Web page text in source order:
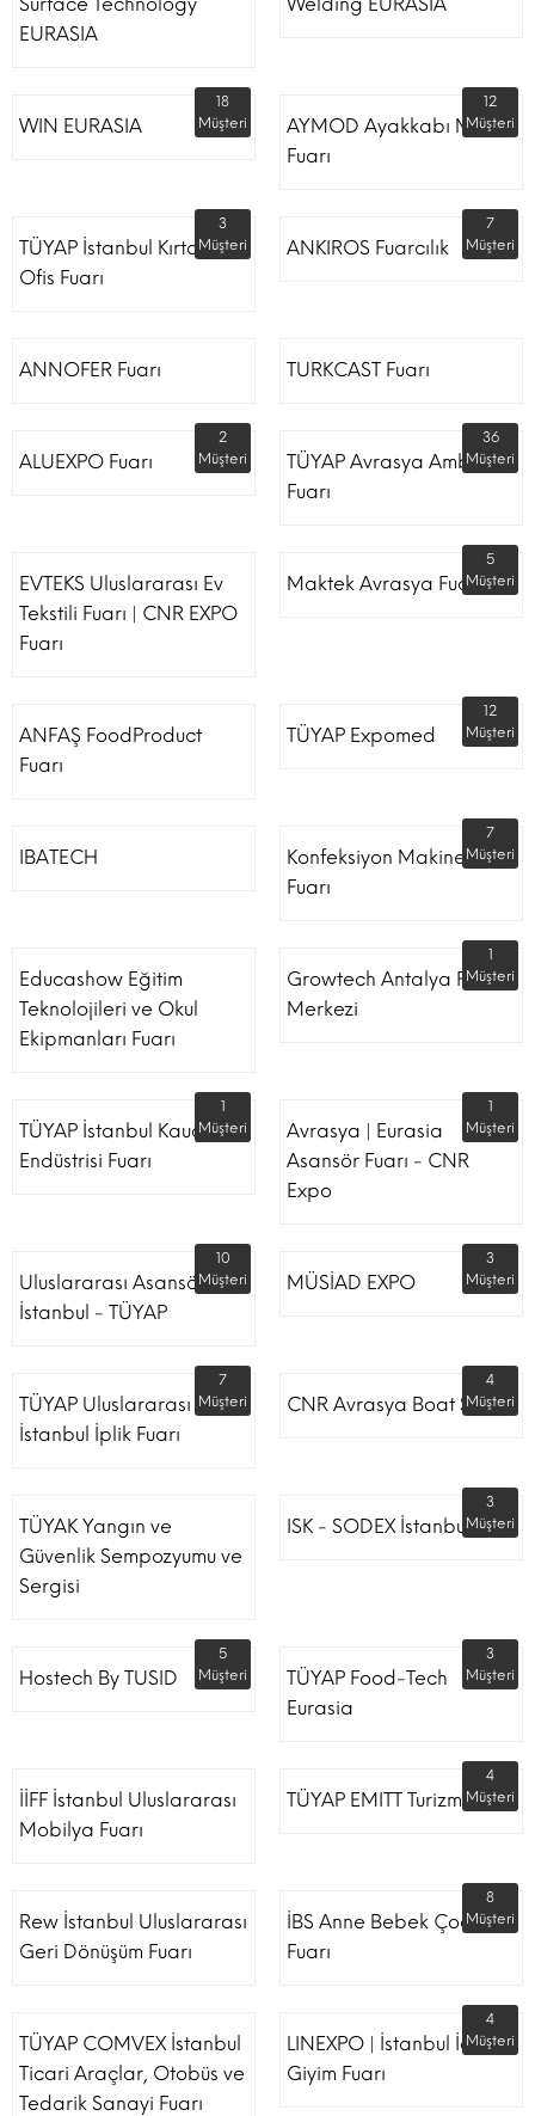
EURASIA
WIN EURASIA
18
Müşteri
AYMOD Ayakkabı Moda
Fuarı
12
Müşteri
TÜYAP İstanbul Kırtasiye
Ofis Fuarı
3
Müşteri
ANKIROS Fuarcılık
7
Müşteri
ANNOFER Fuarı TURKCAST Fuarı
ALUEXPO Fuarı
2
Müşteri
TÜYAP Avrasya Ambalaj
Fuarı
36
Müşteri
EVTEKS Uluslararası Ev
Tekstili Fuarı | CNR EXPO
Fuarı
Maktek Avrasya Fuarı
5
Müşteri
ANFAŞ FoodProduct
Fuarı
TÜYAP Expomed
12
Müşteri
IBATECH
Konfeksiyon Makinesi
Fuarı
7
Müşteri
Educashow Eğitim
Teknolojileri ve Okul
Ekipmanları Fuarı
Growtech Antalya Fuar
Merkezi
1
Müşteri
TÜYAP İstanbul Kauçuk
Endüstrisi Fuarı
1
Müşteri
Avrasya | Eurasia
Asansör Fuarı - CNR
Expo
1
Müşteri
Uluslararası Asansör
İstanbul - TÜYAP
10
Müşteri
MÜSİAD EXPO
3
Müşteri
TÜYAP Uluslararası
İstanbul İplik Fuarı
7
Müşteri
CNR Avrasya Boat Show
4
Müşteri
TÜYAK Yangın ve
Güvenlik Sempozyumu ve
Sergisi
ISK - SODEX İstanbul
3
Müşteri
Hostech By TUSID
5
Müşteri
TÜYAP Food-Tech
Eurasia
3
Müşteri
İİFF İstanbul Uluslararası
Mobilya Fuarı
TÜYAP EMITT Turizm Fuarı
4
Müşteri
Rew İstanbul Uluslararası
Geri Dönüşüm Fuarı
İBS Anne Bebek Çocuk
Fuarı
8
Müşteri
TÜYAP COMVEX İstanbul
Ticari Araçlar, Otobüs ve
Tedarik Sanayi Fuarı
LINEXPO | İstanbul İç
Giyim Fuarı
4
Müşteri